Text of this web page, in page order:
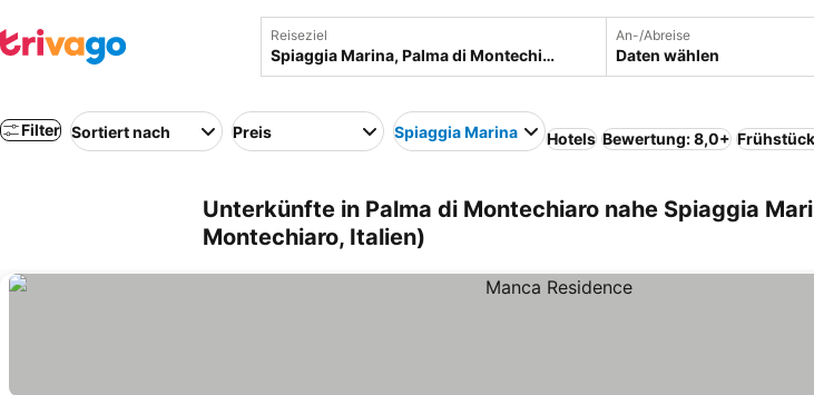
Reiseziel An-/Abreise
Daten wählen
Filter Sortiert nach Preis Spiaggia Marina Hotels Bewertung: 8,0+
Unterkünfte in Palma di Montechiaro nahe Spiaggia
Montechiaro, Italien)